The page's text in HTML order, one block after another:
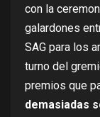
con la
galardones
SAG para los
turno del
premios que
demasiadas